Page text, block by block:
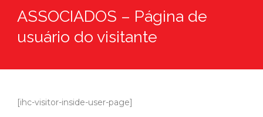
ASSOCIADOS – Página de
usuário do visitante
[ihc-visitor-inside-user-page]